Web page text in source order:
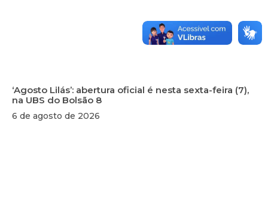
‘Agosto Lilás’: abertura oficial é nesta sexta-feira (7),
na UBS do Bolsão 8
6 de agosto de 2026